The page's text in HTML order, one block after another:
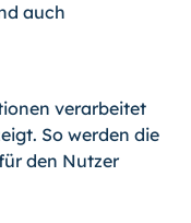
auch
verarbeitet
So werden die
den Nutzer